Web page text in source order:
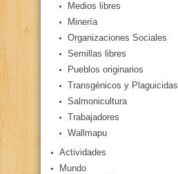
Medios libres
Minería
Organizaciones Sociales
Semillas libres
Pueblos originarios
Transgénicos y Plaguicidas
Salmonicultura
Trabajadores
Wallmapu
Actividades
Mundo